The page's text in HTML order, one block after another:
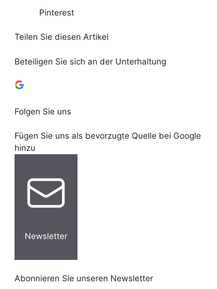
Pinterest
Teilen Sie diesen Artikel
Beteiligen Sie sich an der Unterhaltung
Folgen Sie uns
Fügen Sie uns als bevorzugte Quelle bei Google
hinzu
Newsletter
Abonnieren Sie unseren Newsletter